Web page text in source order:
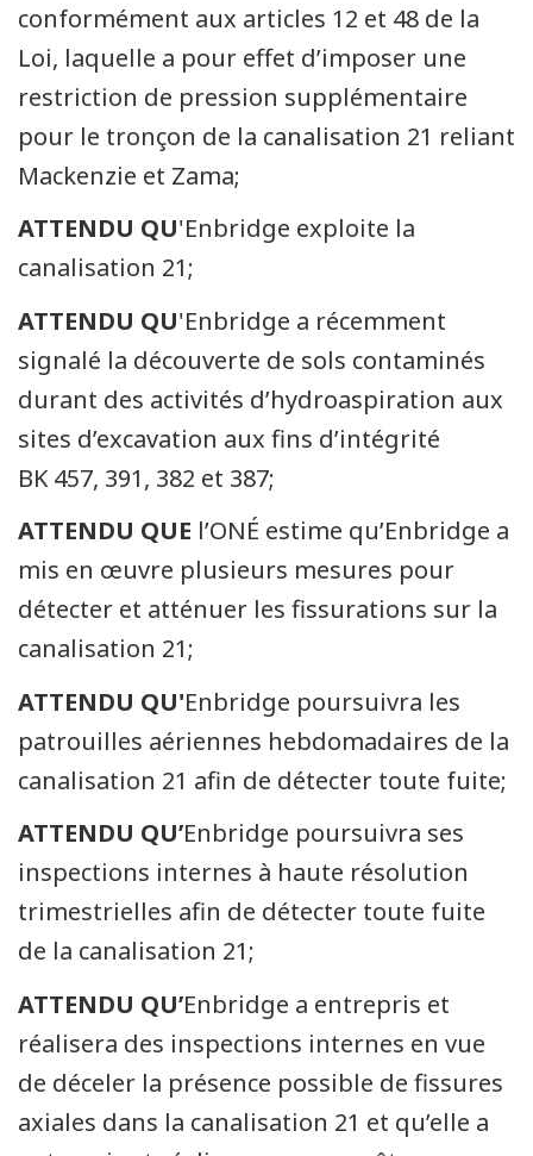
conformément aux articles 12 et 48 de la
Loi, laquelle a pour effet d’imposer une
restriction de pression supplémentaire
pour le tronçon de la canalisation 21 reliant
Mackenzie et Zama;
ATTENDU QU'Enbridge exploite la
canalisation 21;
ATTENDU QU'Enbridge a récemment
signalé la découverte de sols contaminés
durant des activités d’hydroaspiration aux
sites d’excavation aux fins d’intégrité
BK 457, 391, 382 et 387;
ATTENDU QUE l’ONÉ estime qu’Enbridge a
mis en œuvre plusieurs mesures pour
détecter et atténuer les fissurations sur la
canalisation 21;
ATTENDU QU'Enbridge poursuivra les
patrouilles aériennes hebdomadaires de la
canalisation 21 afin de détecter toute fuite;
ATTENDU QU’Enbridge poursuivra ses
inspections internes à haute résolution
trimestrielles afin de détecter toute fuite
de la canalisation 21;
ATTENDU QU’Enbridge a entrepris et
réalisera des inspections internes en vue
de déceler la présence possible de fissures
axiales dans la canalisation 21 et qu’elle a